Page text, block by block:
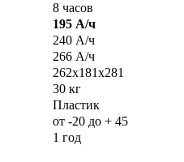
8 часов
195 А/ч
240 А/ч
266 А/ч
262х181х281
30 кг
Пластик
от -20 до + 45
1 год